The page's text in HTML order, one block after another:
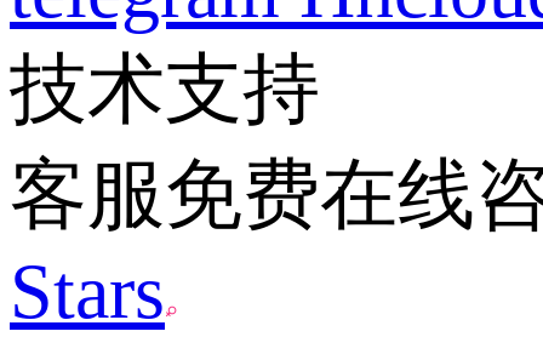
技术支持
客服免费在线
Stars